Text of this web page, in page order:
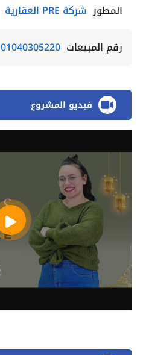
المطور شركة PRE العقارية
رقم المبيعات 01040305220
فيديو المشروع